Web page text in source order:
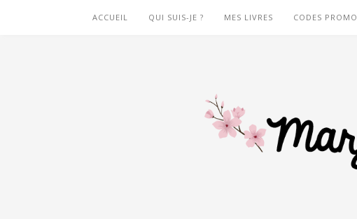
ACCUEIL QUI SUIS-JE ? MES LIVRES CODES PROMO